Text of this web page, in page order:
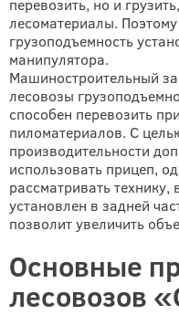
перевозить, но и
лесоматериалы.
грузоподъемность
манипулятора.
Машиностроительный
лесовозы
способен перевозить
пиломатериалов. С
производительности
использовать прицеп,
рассматривать технику,
установлен в задней
позволит увеличить
Основные
лесовозов